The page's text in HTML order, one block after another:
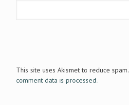
This site uses Akismet to reduce spam.
comment data is processed.